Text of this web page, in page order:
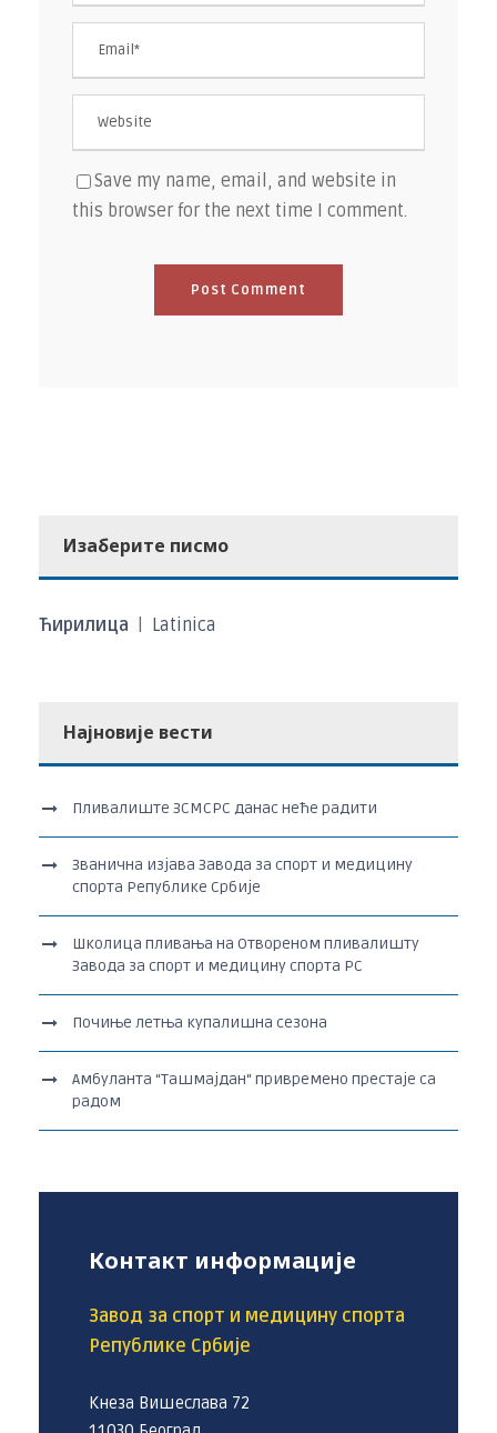
Save my name, email, and website in
this browser for the next time I comment.
Изаберите писмо
Ћирилица Latinica
Најновије вести
Пливалиште ЗСМСРС данас неће радити
Званична изјава Завода за спорт и медицину
спорта Републике Србије
Школица пливања на Отвореном пливалишту
Завода за спорт и медицину спорта РС
Почиње летња купалишна сезона
Амбуланта “Ташмајдан“ привремено престаје са
радом
Контакт информације
Завод за спорт и медицину спорта
Републике Србије
Кнеза Вишеслава 72